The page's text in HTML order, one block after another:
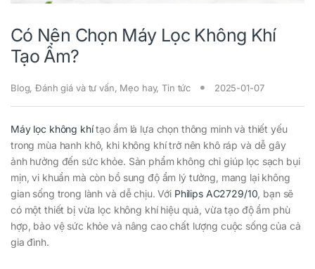
Có Nên Chọn Máy Lọc Không Khí
Tạo Ẩm?
Blog,Đánh giá và tư vấn, Mẹo hay,Tin tức 2025-01-07
Máy lọc không khítạo ẩm là lựa chọn thông minh và thiết yếu
trong mùa hanh khô, khi không khí trở nên khô ráp và dễ gây
ảnh hưởng đến sức khỏe. Sản phẩm không chỉ giúp lọc sạch bụi
mịn, vi khuẩn mà còn bổ sung độ ẩm lý tưởng, mang lại không
gian sống trong lành và dễ chịu. Với Philips AC2729/10 , bạn sẽ
có một thiết bị vừa lọc không khí hiệu quả, vừa tạo độ ẩm phù
hợp, bảo vệ sức khỏe và nâng cao chất lượng cuộc sống của cả
gia đình.